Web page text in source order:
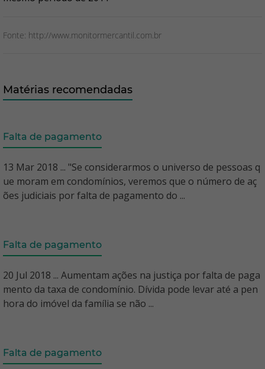
Fonte: http://www.monitormercantil.com.br
Matérias recomendadas
Falta de pagamento
13 Mar 2018 ... "Se considerarmos o universo de pessoas q
ue moram em condomínios, veremos que o número de aç
ões judiciais por falta de pagamento do ...
Falta de pagamento
20 Jul 2018 ... Aumentam ações na justiça por falta de paga
mento da taxa de condomínio. Dívida pode levar até a pen
hora do imóvel da família se não ...
Falta de pagamento